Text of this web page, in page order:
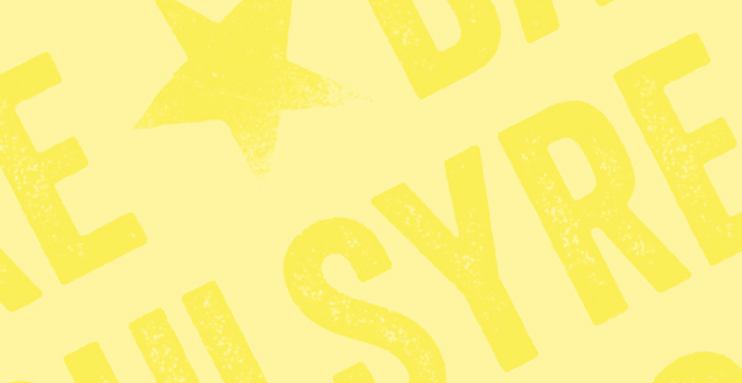
Prenumerera påSyre
Tipsa redaktionen
redaktionen@tidningensyre.se
Kundservice och support
Vanliga frågor
Mina sidor